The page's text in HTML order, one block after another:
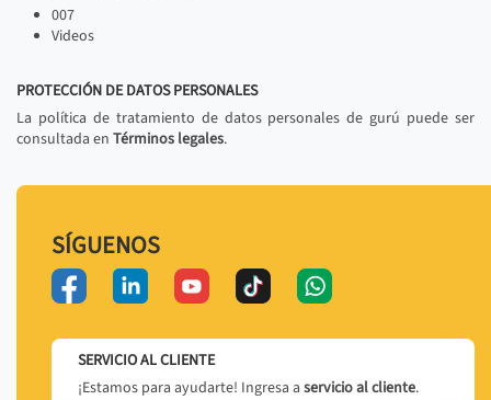
007
Videos
PROTECCIÓN DE DATOS PERSONALES
La política de tratamiento de datos personales de gurú puede ser
consultada en Términos legales.
SÍGUENOS
SERVICIO AL CLIENTE
¡Estamos para ayudarte! Ingresa a servicio al cliente.